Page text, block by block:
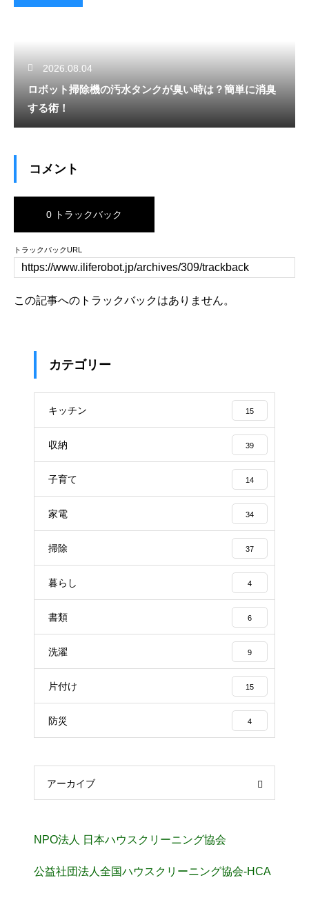
2026.08.04
ロボット掃除機の汚水タンクが臭い時は？簡単に消臭
する術！
コメント
0 トラックバック
トラックバックURL
この記事へのトラックバックはありません。
カテゴリー
キッチン 15
収納 39
子育て 14
家電 34
掃除 37
暮らし 4
書類 6
洗濯 9
片付け 15
防災 4
アーカイブ
NPO法人 日本ハウスクリーニング協会
公益社団法人全国ハウスクリーニング協会-HCA